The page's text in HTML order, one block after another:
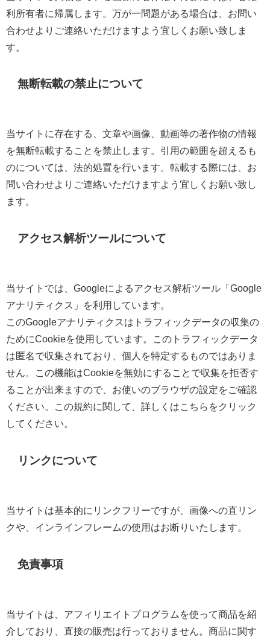
利所有者に帰属します。万が一問題がある場合は、お問い
合わせよりご連絡いただけますよう宜しくお願い致しま
す。
無断転載の禁止について
当サイトに存在する、文章や画像、動画等の著作物の情報
を無断転載することを禁止します。引用の範囲を超えるも
のについては、法的処置を行います。転載する際には、お
問い合わせよりご連絡いただけますよう宜しくお願い致し
ます。
アクセス解析ツールについて
当サイトでは、Googleによるアクセス解析ツール「Google
アナリティクス」を利用しています。
このGoogleアナリティクスはトラフィックデータの収集の
ためにCookieを使用しています。このトラフィックデータ
は匿名で収集されており、個人を特定するものではありま
せん。この機能はCookieを無効にすることで収集を拒否す
ることが出来ますので、お使いのブラウザの設定をご確認
ください。この規約に関して、詳しくはこちらをクリック
してください。
リンクについて
当サイトは基本的にリンクフリーですが、画像への直リン
クや、インラインフレームの使用はお断りいたします。
免責事項
当サイトは、アフィリエイトプログラムを使って商品を紹
介しており、直接の販売は行っておりません。商品に関す